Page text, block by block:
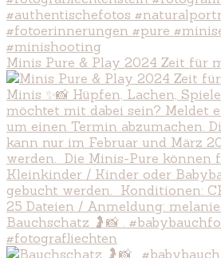
Minis Pure & Play 2024 Zeit für
Bauchschatz 🤰📸 .
#fotografliechten